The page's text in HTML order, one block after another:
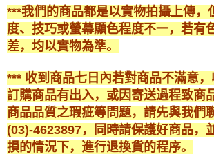
***我們的商品都是以實物拍攝上傳，
度、技巧或螢幕顯色程度不一，若有
差，均以實物為準。
*** 收到商品七日內若對商品不滿意
訂購商品有出入，或因寄送過程致商
商品品質之瑕疵等問題，請先與我們
(03)-4623897，同時請保護好商品，
損的情況下，進行退換貨的程序。